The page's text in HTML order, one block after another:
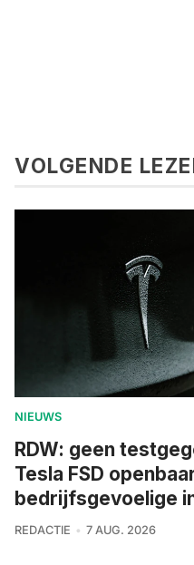
VOLGENDE
NIEUWS
RDW: geen
Tesla FSD
bedrijfsgevoelige
REDACTIE 7 AUG. 2026